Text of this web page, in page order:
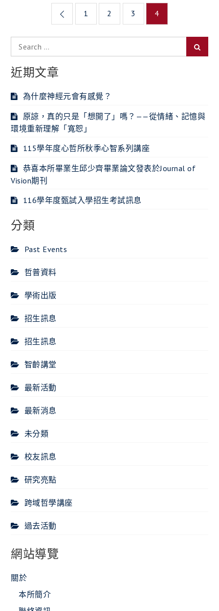
章
導
覽
1 2 3 4
Search
for:
近期文章
為什麼神經元會有感覺？
原諒，真的只是「想開了」嗎？——從情緒、記憶與
環境重新理解「寬恕」
115學年度心哲所秋季心智系列講座
恭喜本所畢業生邱少齊畢業論文發表於Journal of
Vision期刊
116學年度甄試入學招生考試訊息
分類
Past Events
哲普資料
學術出版
招生訊息
招生訊息
智齡講堂
最新活動
最新消息
未分類
校友訊息
研究亮點
跨域哲學講座
過去活動
網站導覽
關於
本所簡介